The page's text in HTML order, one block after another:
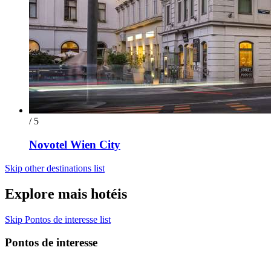
/ 5
Novotel Wien City
Skip other destinations list
Explore mais hotéis
Skip Pontos de interesse list
Pontos de interesse